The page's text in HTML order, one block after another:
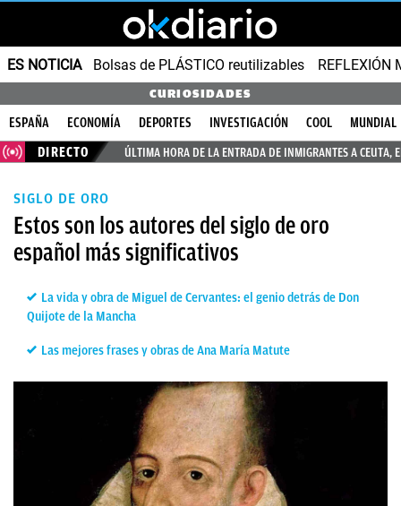
ES NOTICIA Bolsas de PLÁSTICO reutilizables REFLEXIÓN
CURIOSIDADES
ESPAÑA ECONOMÍA DEPORTES INVESTIGACIÓN COOL
MUNDIAL
DIRECTO
ÚLTIMA HORA DE LA ENTRADA DE INMIGRANTES A CEUTA,
SIGLO DE ORO
Estos son los autores del siglo de oro
español más significativos
La vida y obra de Miguel de Cervantes: el genio detrás de Don
Quijote de la Mancha
Las mejores frases y obras de Ana María Matute